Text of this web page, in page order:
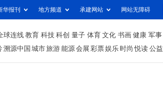
华报刊 地方频道 承建网站 网站无障碍
球连线 教育 科技 科创 量子 体育 文化 书画 健康 军事
溯源中国 城市旅游 能源 会展 彩票娱乐 时尚 悦读 公益